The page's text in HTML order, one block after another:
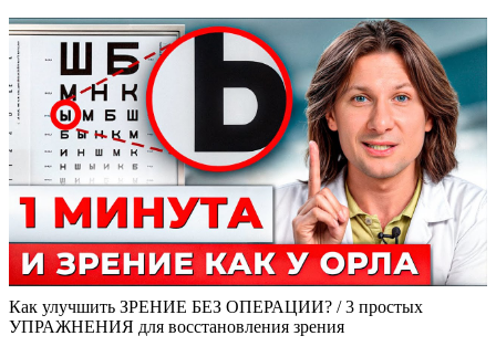
Как улучшить ЗРЕНИЕ БЕЗ ОПЕРАЦИИ? / 3 простых
УПРАЖНЕНИЯ для восстановления зрения